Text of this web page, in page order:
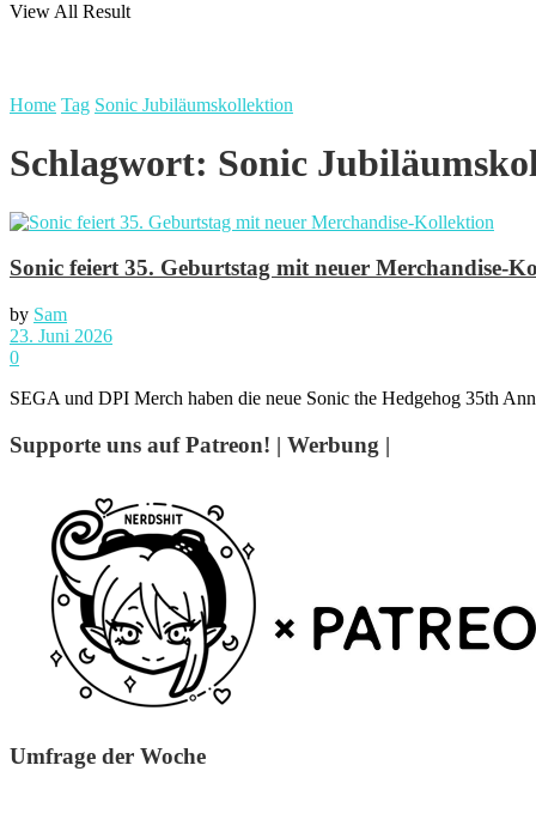
View All Result
Home Tag Sonic Jubiläumskollektion
Schlagwort: Sonic
Sonic feiert 35. Geburtstag mit neuer Merchandise-
by Sam
23. Juni 2026
0
SEGA und DPI Merch haben die neue Sonic the Hedgehog 35th
Supporte uns auf Patreon! | Werbung |
Umfrage der Woche